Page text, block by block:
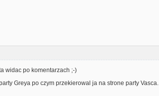
widac po komentarzach ;-)
Greya po czym przekierowal ja na strone party Vasca.